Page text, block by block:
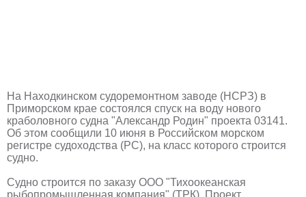
На Находкинском судоремонтном заводе (НСРЗ) в
Приморском крае состоялся спуск на воду нового
краболовного судна "Александр Родин" проекта 03141.
Об этом сообщили 10 июня в Российском морском
регистре судоходства (РС), на класс которого строится
судно.
Судно строится по заказу ООО "Тихоокеанская
рыбопромышленная компания" (ТРК). Проект